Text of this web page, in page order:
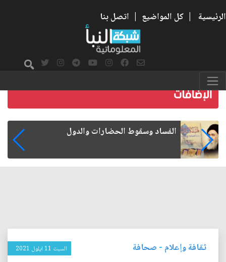
الرئيسية | كل المواضيع | اتصل بنا
رواتب الموظفين على صفيح ساخن
ثقافة وإعلام - صحافة السبت 11 ايلول 2021